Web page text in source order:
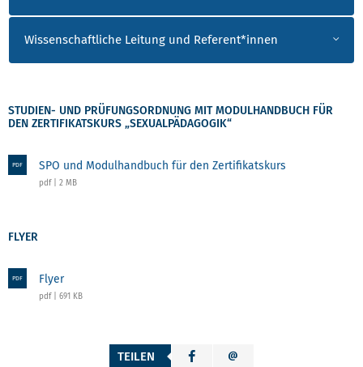
Wissenschaftliche Leitung und Referent*innen
STUDIEN- UND PRÜFUNGSORDNUNG MIT MODULHANDBUCH FÜR
DEN ZERTIFIKATSKURS „SEXUALPÄDAGOGIK“
PDF SPO und Modulhandbuch für den Zertifikatskurs
pdf | 2 MB
FLYER
PDF Flyer
pdf | 691 KB
TEILEN